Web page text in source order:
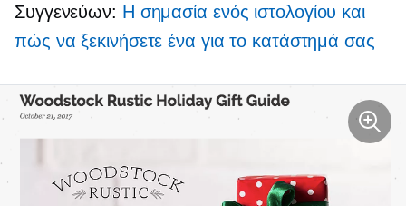
Συγγενεύων: Η σημασία ενός ιστολογίου και
πώς να ξεκινήσετε ένα για το κατάστημά σας